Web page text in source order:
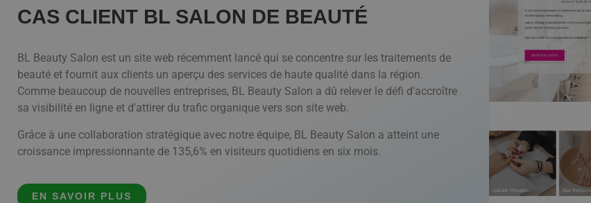
CAS CLIENT BL SALON DE BEAUTÉ
BL Beauty Salon est un site web récemment lancé qui se concentre sur les traitements de
beauté et fournit aux clients un aperçu des services de haute qualité dans la région.
Comme beaucoup de nouvelles entreprises, BL Beauty Salon a dû relever le défi d'accroître
sa visibilité en ligne et d'attirer du trafic organique vers son site web.
Grâce à une collaboration stratégique avec notre équipe, BL Beauty Salon a atteint une
croissance impressionnante de 135,6% en visiteurs quotidiens en six mois.
EN SAVOIR PLUS